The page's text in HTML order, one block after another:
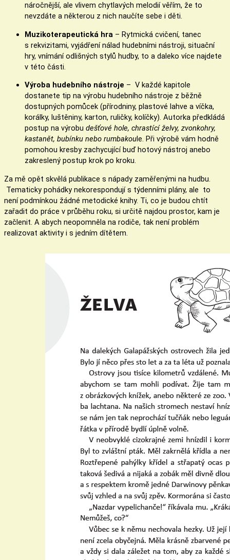
náročnější, ale vlivem chytlavých melodií věřím, že to
nevzdáte a některou z nich naučíte sebe i děti.
Muzikoterapeutická hra – Rytmická cvičení, tanec
s rekvizitami, vyjádření nálad hudebními nástroji, situační
hry, vnímání odlišných stylů hudby, to a daleko více najdete
v této části.
Výroba hudebního nástroje – V každé kapitole
dostanete tip na výrobu hudebního nástroje z běžně
dostupných pomůcek (přírodniny, plastové lahve a víčka,
korálky, luštěniny, karton, ruličky, kolíčky). Autorka předkládá
postup na výrobu dešťové hole, chrastící želvy, zvonkohry,
kastanět, bubínku nebo rumbakoule. Při výrobě vám hodně
pomohou kresby zachycující buď hotový nástroj anebo
zakreslený postup krok po kroku.
Za mě opět skvělá publikace s nápady zaměřenými na hudbu.
Tematicky pohádky nekorespondují s týdenními plány, ale to
není podmínkou žádné metodické knihy. Ti, co je budou chtít
zařadit do práce v průběhu roku, si určitě najdou prostor, kam je
začlenit. A abych neopomněla na rodiče, tak není problém
realizovat aktivity i s jedním dítětem.